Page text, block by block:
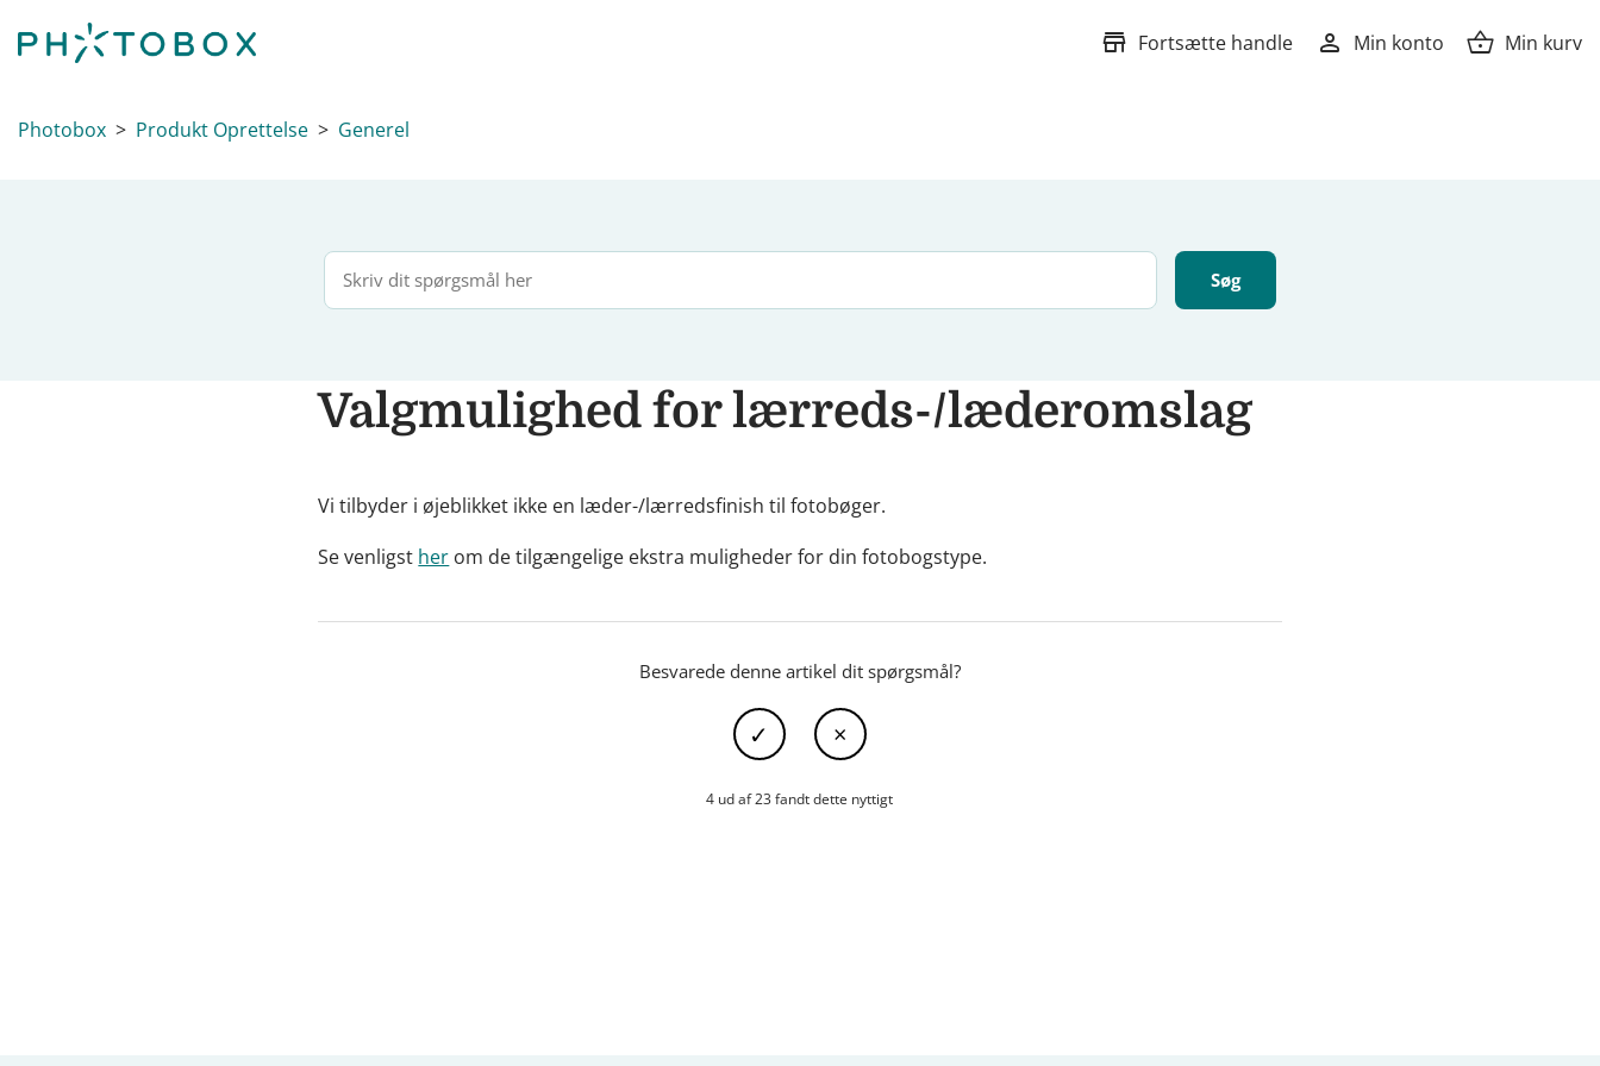
store Fortsætte handle person Min konto shopping_basket Min kurv
Photobox Produkt Oprettelse Generel
Valgmulighed for lærreds-/læderomslag
Vi tilbyder i øjeblikket ikke en læder-/lærredsfinish til fotobøger.
Se venligst her om de tilgængelige ekstra muligheder for din fotobogstype.
Besvarede denne artikel dit spørgsmål?
4 ud af 23 fandt dette nyttigt